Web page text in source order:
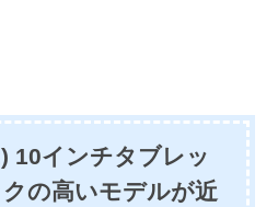
10インチタブレッ
クの高いモデルが近